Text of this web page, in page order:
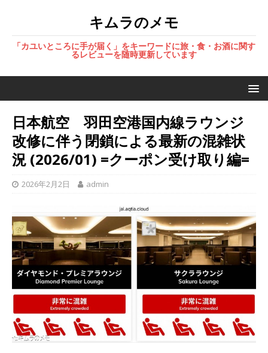
キムラのメモ
「カユいところに手が届く」をキーワードに旅・食・お酒に関す
るレビューを随時更新しています
日本航空 羽田空港国内線ラウンジ
改修に伴う閉鎖による最新の混雑状
況 (2026/01) =クーポン受け取り編=
2026年2月2日 admin